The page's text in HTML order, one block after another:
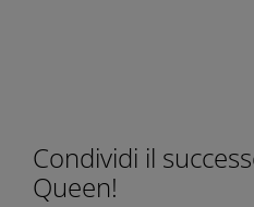
Condividi il
Queen!